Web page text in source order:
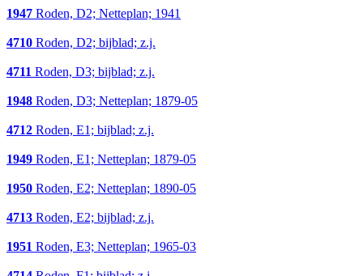
1947 Roden, D2; Netteplan; 1941
4710 Roden, D2; bijblad; z.j.
4711 Roden, D3; bijblad; z.j.
1948 Roden, D3; Netteplan; 1879-05
4712 Roden, E1; bijblad; z.j.
1949 Roden, E1; Netteplan; 1879-05
1950 Roden, E2; Netteplan; 1890-05
4713 Roden, E2; bijblad; z.j.
1951 Roden, E3; Netteplan; 1965-03